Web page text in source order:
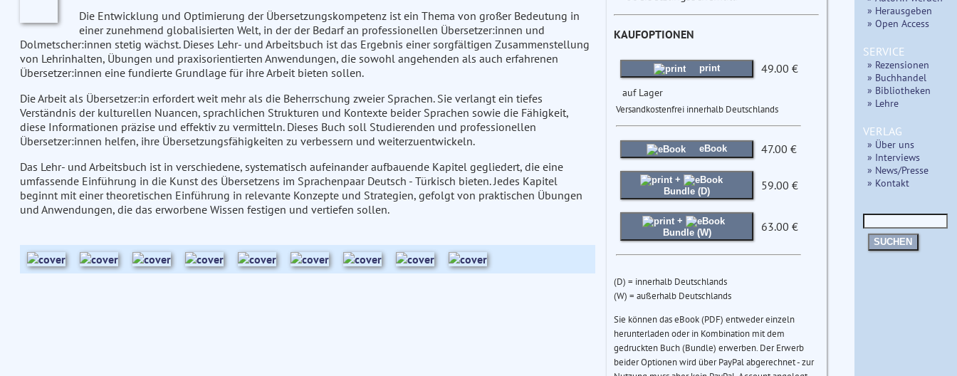
Die Entwicklung und Optimierung der Übersetzungskompetenz ist ein Thema von großer Bedeutung in
einer zunehmend globalisierten Welt, in der der Bedarf an professionellen Übersetzer:innen und
Dolmetscher:innen stetig wächst. Dieses Lehr- und Arbeitsbuch ist das Ergebnis einer sorgfältigen Zusammenstellung
von Lehrinhalten, Übungen und praxisorientierten Anwendungen, die sowohl angehenden als auch erfahrenen
Übersetzer:innen eine fundierte Grundlage für ihre Arbeit bieten sollen.
Die Arbeit als Übersetzer:in erfordert weit mehr als die Beherrschung zweier Sprachen. Sie verlangt ein tiefes
Verständnis der kulturellen Nuancen, sprachlichen Strukturen und Kontexte beider Sprachen sowie die Fähigkeit,
diese Informationen präzise und effektiv zu vermitteln. Dieses Buch soll Studierenden und professionellen
Übersetzer:innen helfen, ihre Übersetzungsfähigkeiten zu verbessern und weiterzuentwickeln.
Das Lehr- und Arbeitsbuch ist in verschiedene, systematisch aufeinander aufbauende Kapitel gegliedert, die eine
umfassende Einführung in die Kunst des Übersetzens im Sprachenpaar Deutsch - Türkisch bieten. Jedes Kapitel
beginnt mit einer theoretischen Einführung in relevante Konzepte und Strategien, gefolgt von praktischen Übungen
und Anwendungen, die das erworbene Wissen festigen und vertiefen sollen.
KAUFOPTIONEN
print 49.00 €
auf Lager
Versandkostenfrei innerhalb Deutschlands
eBook 47.00 €
+
Bundle (D)
59.00 €
+
Bundle (W)
63.00 €
(D) = innerhalb Deutschlands
(W) = außerhalb Deutschlands
Sie können das eBook (PDF) entweder einzeln
herunterladen oder in Kombination mit dem
gedruckten Buch (Bundle) erwerben. Der Erwerb
beider Optionen wird über PayPal abgerechnet - zur
» Herausgeben
» Open Access
SERVICE
» Rezensionen
» Buchhandel
» Bibliotheken
» Lehre
VERLAG
» Über uns
» Interviews
» News/Presse
» Kontakt
SUCHEN